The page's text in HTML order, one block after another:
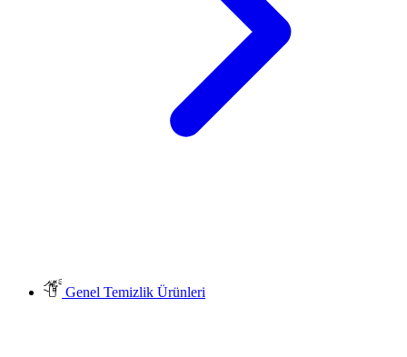
Genel Temizlik Ürünleri